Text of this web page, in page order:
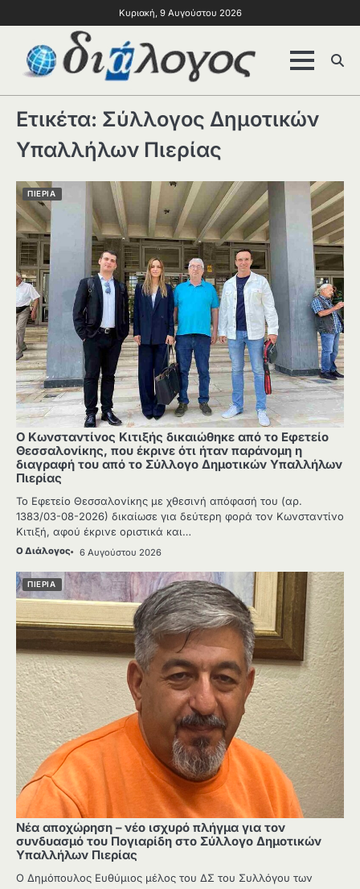
Κυριακή, 9 Αυγούστου 2026
Ετικέτα: Σύλλογος Δημοτικών
Υπαλλήλων Πιερίας
ΠΙΕΡΙΑ
Ο Κωνσταντίνος Κιτιξής δικαιώθηκε από το Εφετείο
Θεσσαλονίκης, που έκρινε ότι ήταν παράνομη η
διαγραφή του από το Σύλλογο Δημοτικών Υπαλλήλων
Πιερίας
Το Εφετείο Θεσσαλονίκης με χθεσινή απόφασή του (αρ.
1383/03-08-2026) δικαίωσε για δεύτερη φορά τον Κωνσταντίνο
Κιτιξή, αφού έκρινε οριστικά και…
Ο Διάλογος 6 Αυγούστου 2026
ΠΙΕΡΙΑ
Νέα αποχώρηση – νέο ισχυρό πλήγμα για τον
συνδυασμό του Πογιαρίδη στο Σύλλογο Δημοτικών
Υπαλλήλων Πιερίας
Ο Δημόπουλος Ευθύμιος μέλος του ΔΣ του Συλλόγου των